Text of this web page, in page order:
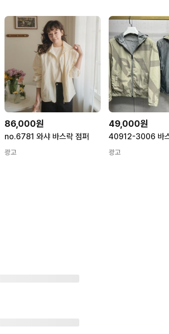
86,000원
no.6781 와샤 바스락 점퍼
광고
49,000원
광고